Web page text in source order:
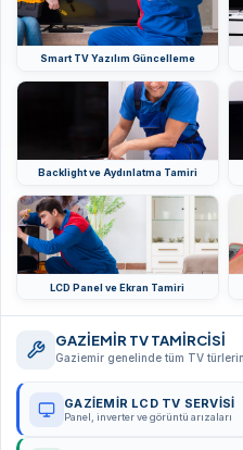
Smart TV Yazılım Güncelleme
Backlight ve Aydınlatma Tamiri
LCD Panel ve Ekran Tamiri
GAZİEMİR TV TAMİRCİSİ
Gaziemir genelinde tüm TV
GAZİEMİR LCD TV SERVISI
Panel, inverter ve görüntü arızaları